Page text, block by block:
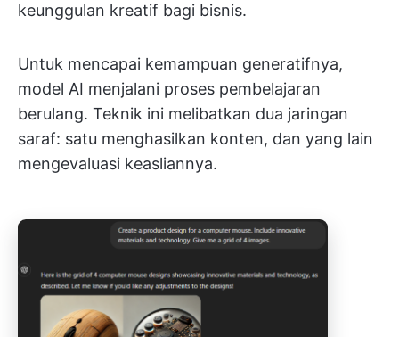
keunggulan kreatif bagi bisnis.
Untuk mencapai kemampuan generatifnya,
model AI menjalani proses pembelajaran
berulang. Teknik ini melibatkan dua jaringan
saraf: satu menghasilkan konten, dan yang lain
mengevaluasi keasliannya.